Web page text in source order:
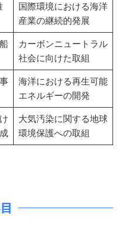
国際環境における海洋
産業の継続的発展
カーボンニュートラル
社会に向けた取組
海洋における再生可能
エネルギーの開発
大気汚染に関する地球
環境保護への取組